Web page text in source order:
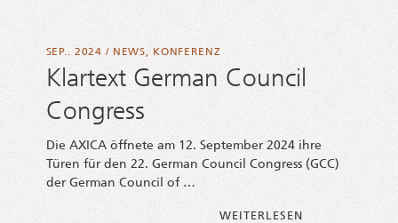
SEP.. 2024 / NEWS, KONFERENZ
Klartext German Council
Congress
Die AXICA öff­ne­te am 12. Sep­tem­ber 2024 ihre
Türen für den 22. Ger­man Coun­cil Con­gress (GCC)
der Ger­man Coun­cil of …
WEI­TER­LE­SENFROM